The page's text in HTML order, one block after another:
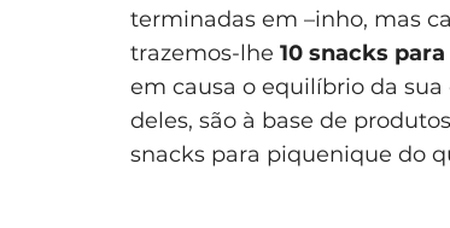
terminadas em –inho, mas
trazemos-lhe 10 snacks
em causa o equilíbrio da
deles, são à base de
snacks para piquenique do